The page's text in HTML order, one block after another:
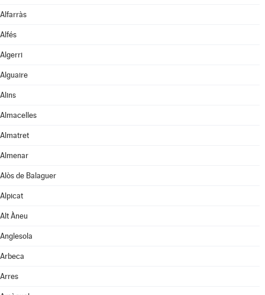
Alfarràs
Alfés
Algerri
Alguaire
Alins
Almacelles
Almatret
Almenar
Alòs de Balaguer
Alpicat
Alt Àneu
Anglesola
Arbeca
Arres